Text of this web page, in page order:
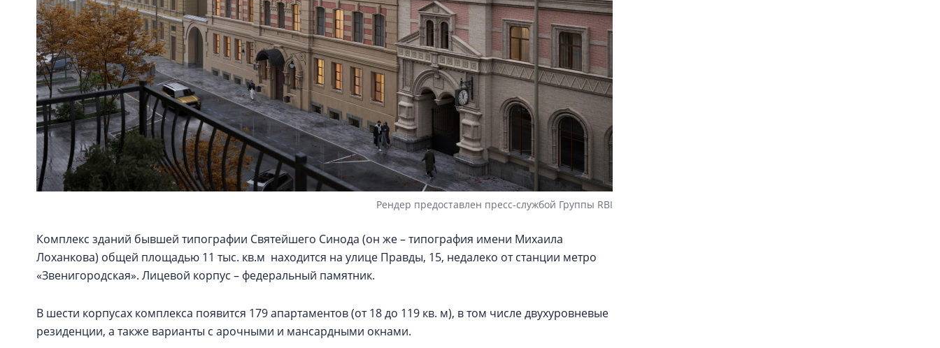
Рендер предоставлен пресс-службой Группы RBI
Комплекс зданий бывшей типографии Святейшего Синода (он же – типография имени Михаила
Лоханкова) общей площадью 11 тыс. кв.м находится на улице Правды, 15, недалеко от станции метро
«Звенигородская». Лицевой корпус – федеральный памятник.
В шести корпусах комплекса появится 179 апартаментов (от 18 до 119 кв. м), в том числе двухуровневые
резиденции, а также варианты с арочными и мансардными окнами.